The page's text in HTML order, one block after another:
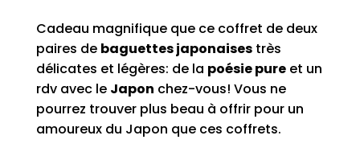
Cadeau magnifique que ce coffret de deux
paires de baguettes japonaisestrès
délicates et légères: de la poésie pureet un
rdv avec le Japon chez-vous! Vous ne
pourrez trouver plus beau à offrir pour un
amoureux du Japon que ces coffrets.